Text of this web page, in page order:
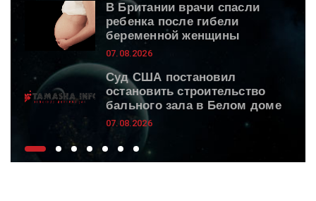
В Британии врачи спасли
ребенка после гибели
беременной женщины
07.08.2026
Суд США постановил
остановить строительство
бального зала в Белом доме
07.08.2026
Посольство России в Берлине
заявило о провокации с